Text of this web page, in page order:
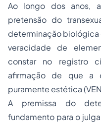
Ao longo dos anos,
pretensão do
determinação biológica
veracidade de
constar no registro
afirmação de que a
puramente estética
A premissa do
fundamento para o